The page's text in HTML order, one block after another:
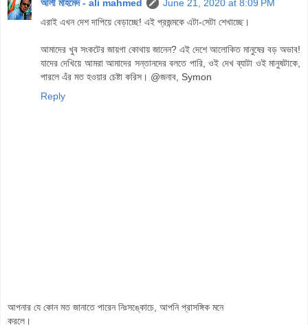
আলী মাহমেদ - ali mahmed
June 21, 2020 at 8:09 PM
এরাই এখন দেশ দাপিয়ে বেড়াচ্ছে! এই প্রজন্মকে এটা-সেটা শেখাচ্ছে।
আমাদের খুব সংকটের জায়গা কোথায় জানেন? এই দেশে আলোকিত মানুষের বড় অভাব!
যাদের দেখিয়ে আমরা আমাদের সন্তানদের বলতে পারি, ওই দেখ ব্যাটা ওই মানুষটাকে,
পারলে এঁর মত হওয়ার চেষ্টা করিস। @জনাব, Symon
Reply
আপনার যে কোন মত জানাতে পারেন নিঃসঙ্কোচে, আপনি প্রাসঙ্গিক মনে
করলে।